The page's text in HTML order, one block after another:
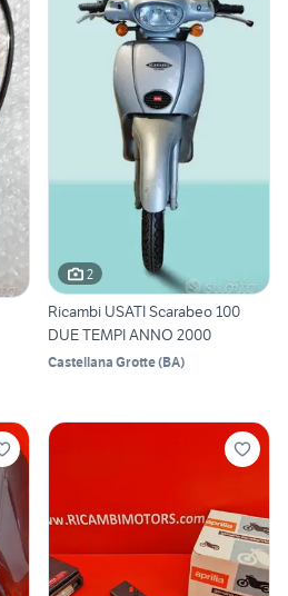
2
Ricambi USATI Scarabeo 100
DUE TEMPI ANNO 2000
Castellana Grotte(BA)